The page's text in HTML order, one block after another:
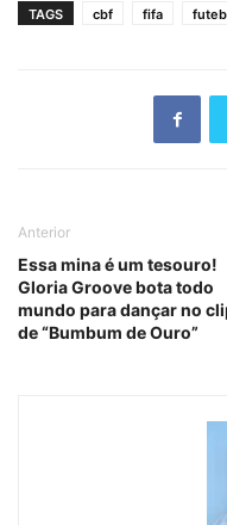
TAGS cbf fifa
Anterior
Essa mina é um tesouro!
Gloria Groove bota todo
mundo para dançar no
de “Bumbum de Ouro”